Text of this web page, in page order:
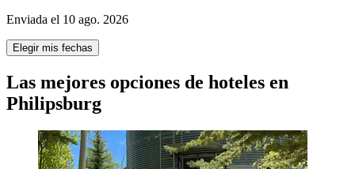
Enviada el 10 ago. 2026
Elegir mis fechas
Las mejores opciones de hoteles en
Philipsburg